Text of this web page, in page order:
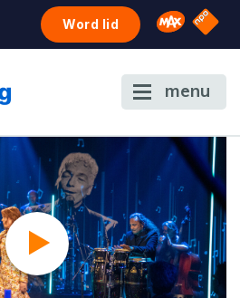
Word lid Omroep
NPO
menu